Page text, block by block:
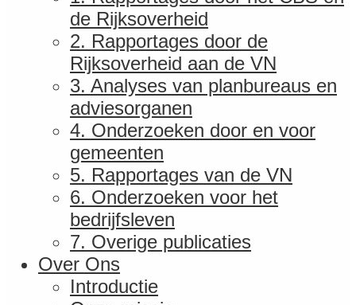
de Rijksoverheid
2. Rapportages door de
Rijksoverheid aan de VN
3. Analyses van planbureaus en
adviesorganen
4. Onderzoeken door en voor
gemeenten
5. Rapportages van de VN
6. Onderzoeken voor het
bedrijfsleven
7. Overige publicaties
Over Ons
Introductie